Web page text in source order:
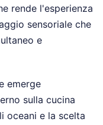
rende l'esperienza
sensoriale che
e
emerge
sulla cucina
oceani e la scelta